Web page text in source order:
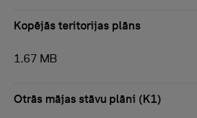
Kopējās teritorijas plāns
1.67 MB
Otrās mājas stāvu plāni (K1)